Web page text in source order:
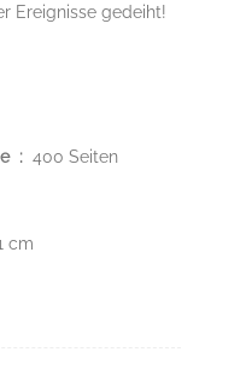
Ereignisse gedeiht!
Seitenzahl der Print-Ausgabe ‏ : ‎ 400 Seiten
cm